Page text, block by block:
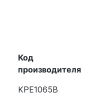
Код
производителя
KPE1065B